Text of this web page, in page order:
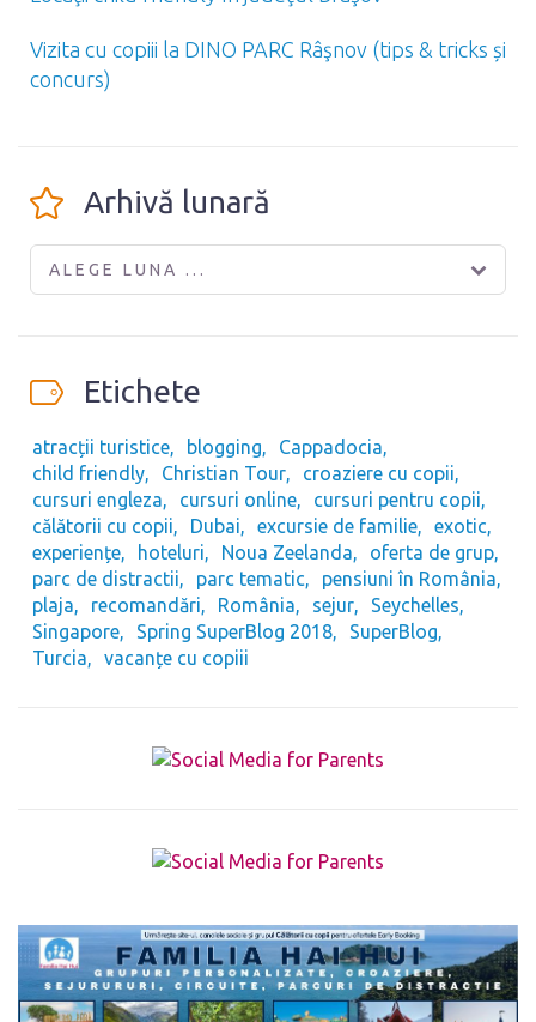
Vizita cu copiii la DINO PARC Râşnov (tips & tricks și
concurs)
Arhivă lunară
ALEGE LUNA ...
Etichete
atracții turistice blogging
Cappadocia
child friendly
Christian Tour
croaziere cu copii
cursuri engleza
cursuri online
cursuri pentru copii
călătorii cu copii
Dubai excursie de familie
exotic
experiențe
hoteluri Noua Zeelanda
oferta de grup
parc de distractii
parc tematic
pensiuni în România
plaja
recomandări România sejur
Seychelles
Singapore
Spring SuperBlog 2018
SuperBlog
Turcia
vacanțe cu copiii
The form you have selected does not exist.